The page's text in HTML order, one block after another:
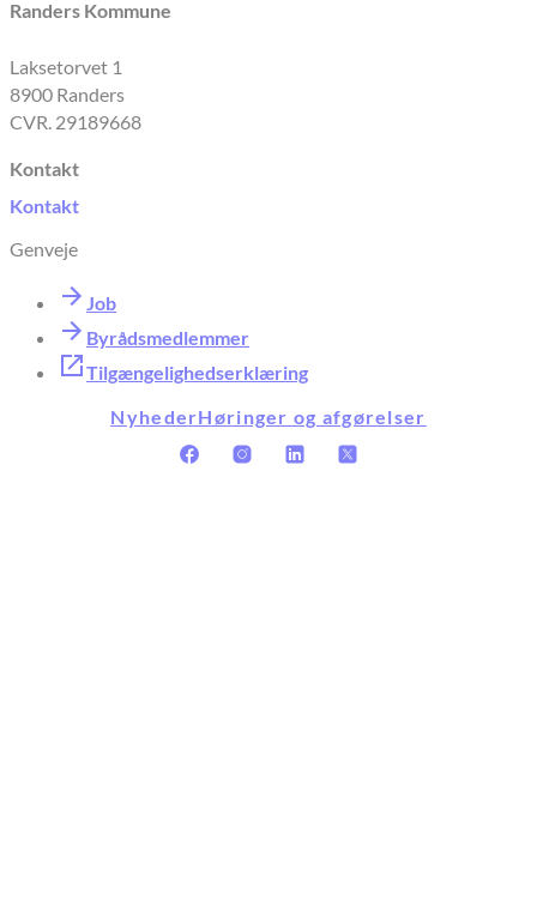
Randers Kommune
Laksetorvet 1
8900 Randers
CVR. 29189668
Kontakt
Kontakt
Genveje
Job
Byrådsmedlemmer
Tilgængelighedserklæring
NyhederHøringer og afgørelser